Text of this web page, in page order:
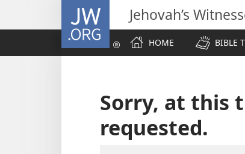
JW.ORG Jehovah’s
HOME
BIBLE
Sorry, at this
requested.